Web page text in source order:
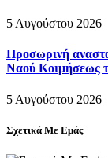
5 Αυγούστου 2026
Προσωρινή
Ναού Κοιμήσεως
5 Αυγούστου 2026
Σχετικά Με Εμάς